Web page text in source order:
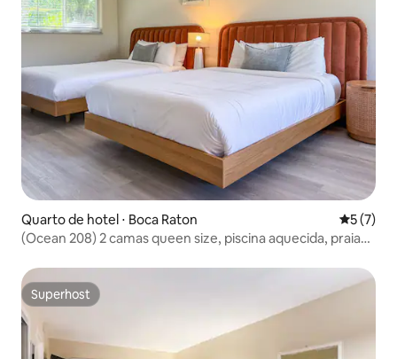
Quarto de hotel ⋅ Boca Raton 5 de
5 (7)
(Ocean 208) 2 camas queen size, piscina aquecida, praia
Superhost
Superhost